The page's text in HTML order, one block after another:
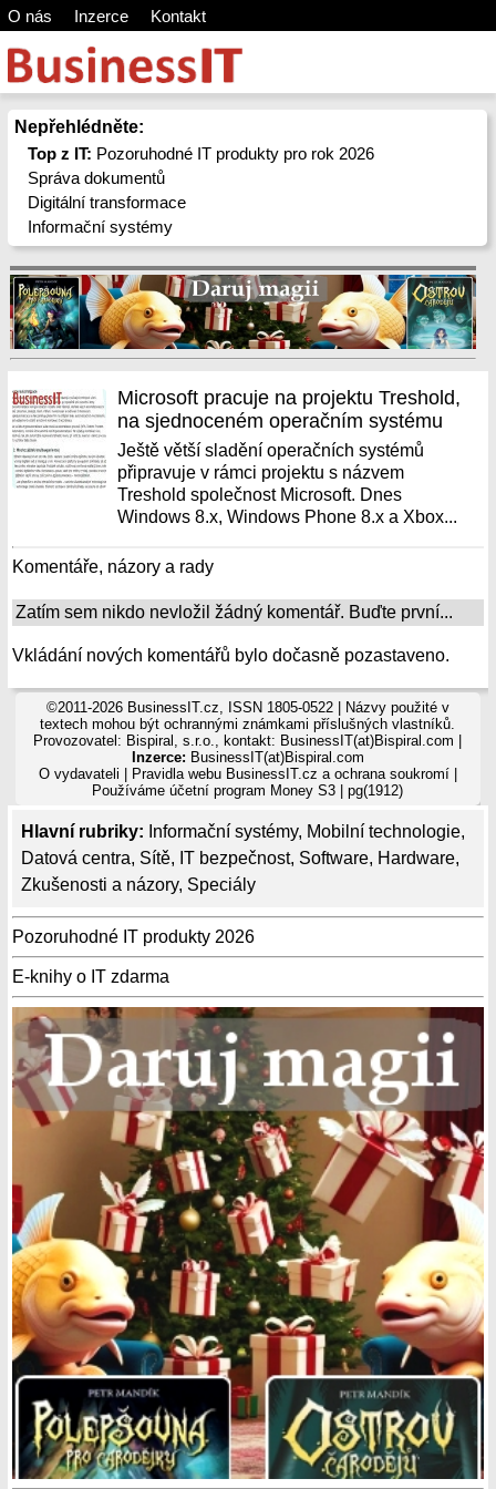
O nás Inzerce Kontakt
Nepřehlédněte:
Top z IT: Pozoruhodné IT produkty pro rok 2026
Správa dokumentů
Digitální transformace
Informační systémy
Hlavní rubriky: Informační systémy, Mobilní technologie,
Datová centra, Sítě, IT bezpečnost, Software, Hardware,
Zkušenosti a názory, Speciály
Pozoruhodné IT produkty 2026
E-knihy o IT zdarma
Microsoft pracuje na projektu Treshold,
na sjednoceném operačním systému
Ještě větší sladění operačních systémů
připravuje v rámci projektu s názvem
Treshold společnost Microsoft. Dnes
Windows 8.x, Windows Phone 8.x a Xbox...
Komentáře, názory a rady
Zatím sem nikdo nevložil žádný komentář. Buďte první...
Vkládání nových komentářů bylo dočasně pozastaveno.
©2011-2026 BusinessIT.cz, ISSN 1805-0522 | Názvy použité v
textech mohou být ochrannými známkami příslušných vlastníků.
Provozovatel: Bispiral, s.r.o., kontakt: BusinessIT(at)Bispiral.com |
Inzerce: BusinessIT(at)Bispiral.com
O vydavateli
Pravidla webu BusinessIT.cz a ochrana soukromí|
Používámeúčetní program Money S3 | pg(1912)